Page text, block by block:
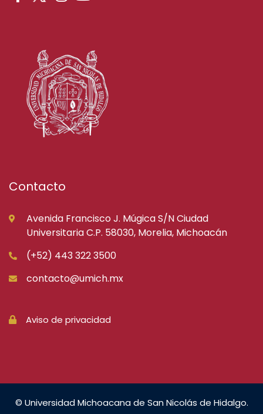
Contacto
Avenida Francisco J. Múgica S/N Ciudad
Universitaria C.P. 58030, Morelia, Michoacán
(+52) 443 322 3500
contacto@umich.mx
Aviso de privacidad
© Universidad Michoacana de San Nicolás de Hidalgo.